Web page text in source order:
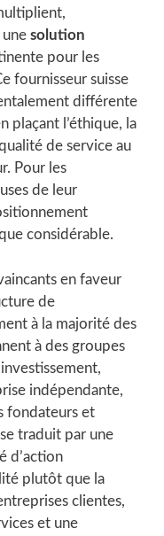
une solution
pour les
fournisseur suisse
différente
plaçant l’éthique, la
de service au
Pour les
de leur
considérable.
en faveur
de
à la majorité des
à des groupes
indépendante,
fondateurs et
traduit par une
d’action
plutôt que la
clientes,
et une